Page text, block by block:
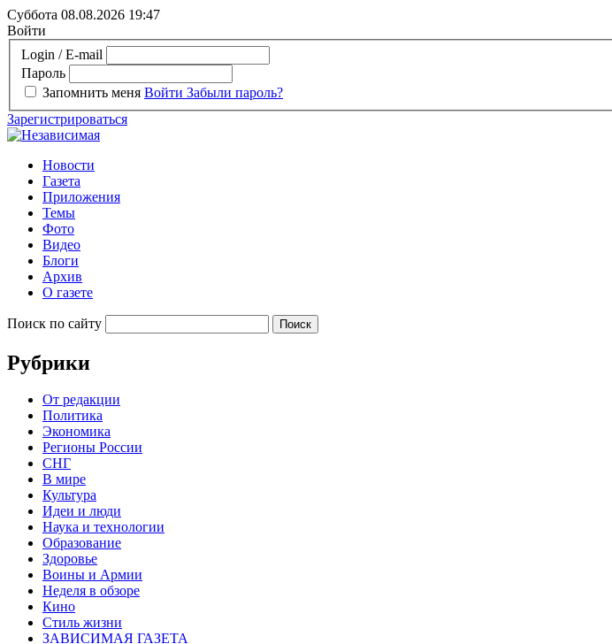
Суббота 08.08.2026 19:47
Войти
Login / E-mail
Пароль
Запомнить меня Войти Забыли пароль?
Зарегистрироваться
Новости
Газета
Приложения
Темы
Фото
Видео
Блоги
Архив
О газете
Поиск по сайту
Рубрики
От редакции
Политика
Экономика
Регионы России
СНГ
В мире
Культура
Идеи и люди
Наука и технологии
Образование
Здоровье
Воины и Армии
Неделя в обзоре
Кино
Стиль жизни
ЗАВИСИМАЯ ГАЗЕТА